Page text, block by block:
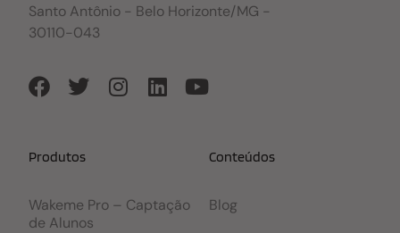
Santo Antônio - Belo Horizonte/MG -
30110-043
Produtos
Wakeme Pro – Captação
de Alunos
Conteúdos
Blog